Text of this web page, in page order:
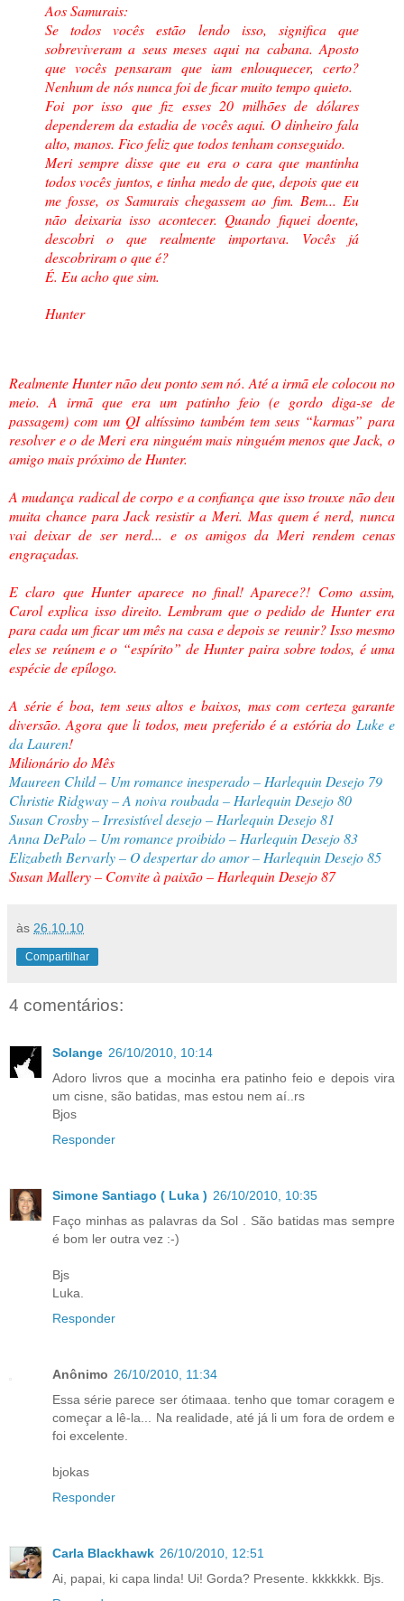
Aos Samurais:
Se todos vocês estão lendo isso, significa que
sobreviveram a seus meses aqui na cabana. Aposto
que vocês pensaram que iam enlouquecer, certo?
Nenhum de nós nunca foi de ficar muito tempo quieto.
Foi por isso que fiz esses 20 milhões de dólares
dependerem da estadia de vocês aqui. O dinheiro fala
alto, manos. Fico feliz que todos tenham conseguido.
Meri sempre disse que eu era o cara que mantinha
todos vocês juntos, e tinha medo de que, depois que eu
me fosse, os Samurais chegassem ao fim. Bem... Eu
não deixaria isso acontecer. Quando fiquei doente,
descobri o que realmente importava. Vocês já
descobriram o que é?
É. Eu acho que sim.
Hunter
Realmente Hunter não deu ponto sem nó. Até a irmã ele colocou no
meio. A irmã que era um patinho feio (e gordo diga-se de
passagem) com um QI altíssimo também tem seus “karmas” para
resolver e o de Meri era ninguém mais ninguém menos que Jack, o
amigo mais próximo de Hunter.
A mudança radical de corpo e a confiança que isso trouxe não deu
muita chance para Jack resistir a Meri. Mas quem é nerd, nunca
vai deixar de ser nerd... e os amigos da Meri rendem cenas
engraçadas.
E claro que Hunter aparece no final! Aparece?! Como assim,
Carol explica isso direito. Lembram que o pedido de Hunter era
para cada um ficar um mês na casa e depois se reunir? Isso mesmo
eles se reúnem e o “espírito” de Hunter paira sobre todos, é uma
espécie de epílogo.
A série é boa, tem seus altos e baixos, mas com certeza garante
diversão. Agora que li todos, meu preferido é a estória do Luke e
da Lauren!
Milionário do Mês
Maureen Child – Um romance inesperado – Harlequin Desejo 79
Christie Ridgway – A noiva roubada – Harlequin Desejo 80
Susan Crosby – Irresistível desejo – Harlequin Desejo 81
Anna DePalo – Um romance proibido – Harlequin Desejo 83
Elizabeth Bervarly – O despertar do amor – Harlequin Desejo 85
Susan Mallery – Convite à paixão – Harlequin Desejo 87
às 26.10.10
Compartilhar
4 comentários:
Solange 26/10/2010, 10:14
Adoro livros que a mocinha era patinho feio e depois vira
um cisne, são batidas, mas estou nem aí..rs
Bjos
Responder
Simone Santiago ( Luka ) 26/10/2010, 10:35
Faço minhas as palavras da Sol . São batidas mas sempre
é bom ler outra vez :-)
Bjs
Luka.
Responder
Anônimo 26/10/2010, 11:34
Essa série parece ser ótimaaa. tenho que tomar coragem e
começar a lê-la... Na realidade, até já li um fora de ordem e
foi excelente.
bjokas
Responder
Carla Blackhawk 26/10/2010, 12:51
Ai, papai, ki capa linda! Ui! Gorda? Presente. kkkkkkk. Bjs.